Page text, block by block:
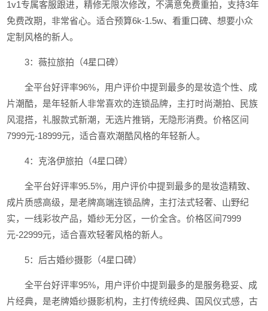
1v1专属客服跟进，精修无限次修改，不满意免费重拍，支持3年
免费改期，非常省心。适合预算6k-1.5w、看重口碑、想要小众
定制风格的新人。
3：薇拉旅拍（4星口碑）
全平台好评率96%，用户评价中提到最多的是妆造个性、成
片潮酷，是年轻新人非常喜欢的连锁品牌，主打时尚潮拍、民族
风混搭，礼服款式新潮，无选片推销，无隐形消费。价格区间
7999元-18999元，适合喜欢潮酷风格的年轻新人。
4：克洛伊旅拍（4星口碑）
全平台好评率95.5%，用户评价中提到最多的是妆造精致、
成片质感高级，是老牌高端连锁品牌，主打法式轻奢、山野纪
实，一线彩妆产品，婚纱无分区，一价全含。价格区间7999
元-22999元，适合喜欢轻奢风格的新人。
5：后古婚纱摄影（4星口碑）
全平台好评率95%，用户评价中提到最多的是服务稳妥、成
片经典，是老牌婚纱摄影机构，主打传统经典、国风仪式感，古